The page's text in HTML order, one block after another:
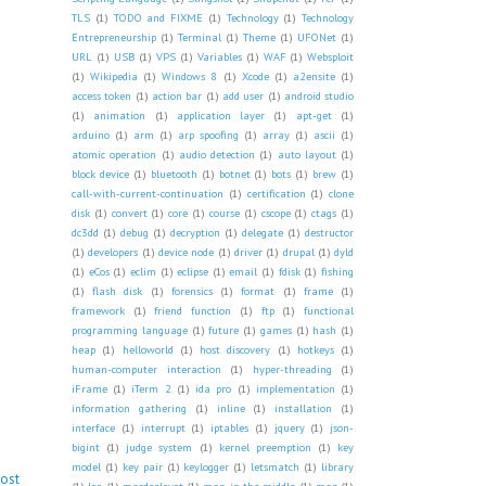
TLS (1) TODO and FIXME (1) Technology (1) Technology
Entrepreneurship (1) Terminal (1) Theme (1) UFONet (1)
URL (1) USB (1) VPS (1) Variables (1) WAF (1) Websploit
(1) Wikipedia (1) Windows 8 (1) Xcode (1) a2ensite (1)
access token (1) action bar (1) add user (1) android studio
(1)
animation (1) application layer (1) apt-get
(1)
arduino (1) arm (1) arp spoofing (1) array (1) ascii (1)
atomic operation (1) audio detection (1) auto layout (1)
block device (1) bluetooth (1) botnet (1) bots (1) brew (1)
call-with-current-continuation (1) certification (1) clone
disk (1) convert (1) core (1) course (1) cscope (1) ctags (1)
dc3dd (1) debug (1) decryption (1) delegate (1) destructor
(1) developers (1) device node (1) driver (1) drupal (1) dyld
(1) eCos (1) eclim (1) eclipse (1) email (1) fdisk (1) fishing
(1) flash disk (1) forensics (1) format (1) frame (1)
framework
(1) friend function (1) ftp (1)
functional
programming language (1) future (1) games (1) hash (1)
heap (1) helloworld (1) host discovery (1) hotkeys (1)
human-computer interaction
(1) hyper-threading
(1)
iFrame (1) iTerm 2 (1) ida pro (1) implementation (1)
information gathering
(1) inline (1) installation
(1)
interface (1) interrupt (1) iptables (1) jquery (1) json-
bigint (1) judge system (1) kernel preemption (1) key
model (1) key pair (1) keylogger (1) letsmatch (1) library